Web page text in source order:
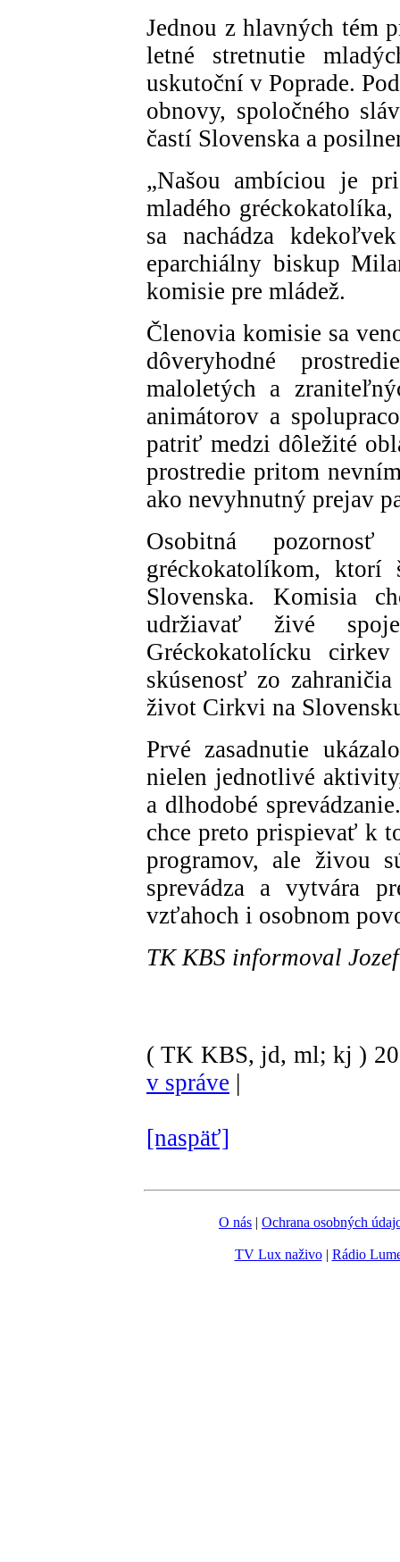
Jednou z hlavných tém
letné stretnutie
uskutoční v Poprade.
obnovy, spoločného
častí Slovenska a
„Našou ambíciou je
mladého
sa nachádza
eparchiálny biskup
komisie pre mládež.
Členovia komisie sa
dôveryhodné
maloletých a
animátorov a
patriť medzi dôležité
prostredie pritom
ako nevyhnutný prejav
Osobitná
gréckokatolíkom,
Slovenska. Komisia
udržiavať živé
Gréckokatolícku
skúsenosť zo
život Cirkvi na
Prvé zasadnutie
nielen jednotlivé
a dlhodobé
chce preto prispievať k
programov, ale živou
sprevádza a vytvára
vzťahoch i osobnom
TK KBS informoval
( TK KBS, jd, ml; kj )
v správe |
[naspäť]
O nás | Ochrana osobných
TV Lux naživo| Rádio